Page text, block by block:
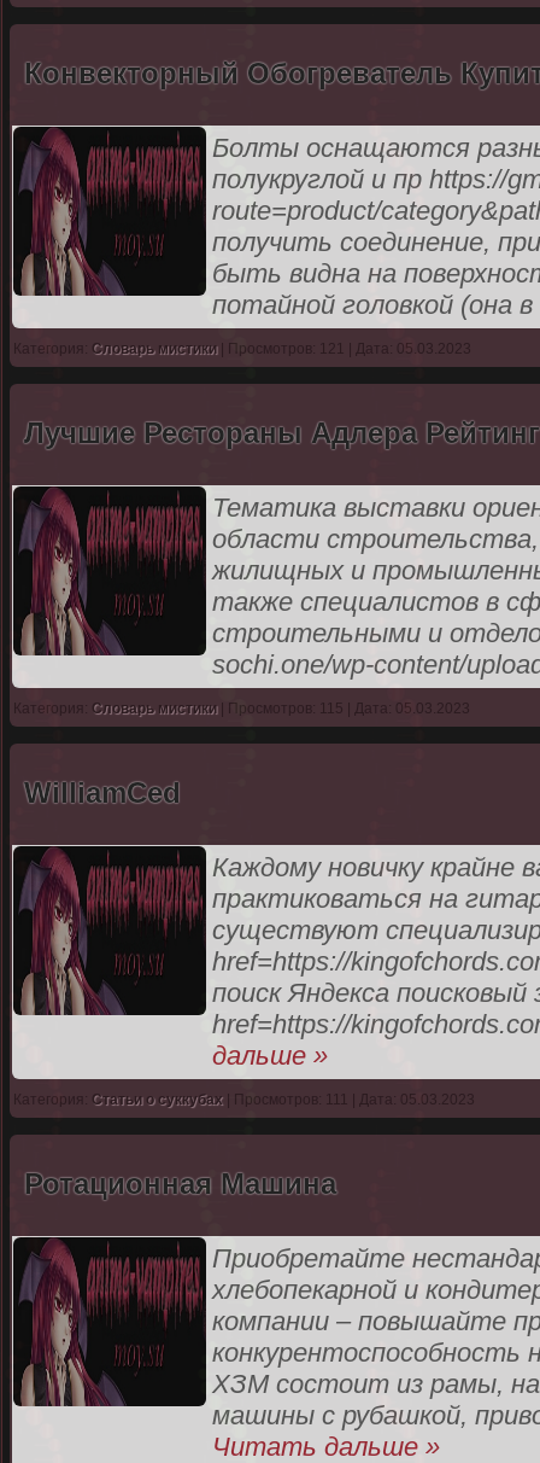
Конвекторный Обогреватель
Болты оснащаются
полукруглой и пр https://
route=product/
получить соединение,
быть видна на
потайной головкой (она
Категория: Словарь мистики| Просмотров: 121 | Дата: 05.03.2023
Лучшие Рестораны Адлера
Тематика выставки
области
жилищных и
также специалистов в
строительными и
sochi.one/wp-content/
Категория: Словарь мистики| Просмотров: 115 | Дата: 05.03.2023
WilliamCed
Каждому новичку крайне
практиковаться на
существуют
href=https://
поиск Яндекса поисковый
href=https://
дальше »
Категория: Статьи о суккубах | Просмотров: 111 | Дата: 05.03.2023
Ротационная Машина
Приобретайте
хлебопекарной и
компании – повышайте
конкурентоспособность
ХЗМ состоит из рамы, на
машины с рубашкой,
Читать дальше »